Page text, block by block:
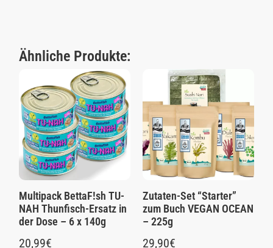
Ähnliche Produkte:
Multipack BettaF!sh TU-
NAH Thunfisch-Ersatz in
der Dose – 6 x 140g
20,99€
Zutaten-Set “Starter”
zum Buch VEGAN OCEAN
– 225g
29,90€